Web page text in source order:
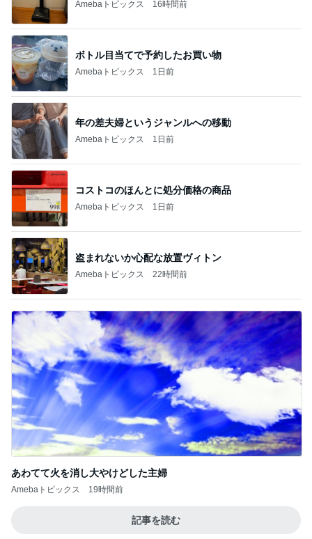
Amebaトピックス 16時間前
ボトル目当てで予約したお買い物
Amebaトピックス 1日前
年の差夫婦というジャンルへの移動
Amebaトピックス 1日前
コストコのほんとに処分価格の商品
Amebaトピックス 1日前
盗まれないか心配な放置ヴィトン
Amebaトピックス 22時間前
あわてて火を消し大やけどした主婦
Amebaトピックス 19時間前
記事を読む